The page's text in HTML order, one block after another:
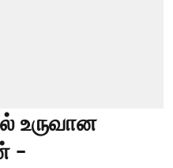
உருவான
-